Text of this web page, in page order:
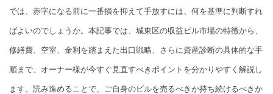
では、赤字になる前に一番損を抑えて手放すには、何を基準に判断すれ
ばよいのでしょうか。本記事では、城東区の収益ビル市場の特徴から、
修繕費、空室、金利を踏まえた出口戦略、さらに資産診断の具体的な手
順まで、オーナー様が今すぐ見直すべきポイントを分かりやすく解説し
ます。読み進めることで、ご自身のビルを売るべきか持ち続けるべきか